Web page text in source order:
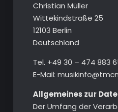
Christian Müller
Wittekindstraße 25
12103 Berlin
Deutschland
Tel. +49 30 – 474 883
E-Mail:
Allgemeines zur
Der Umfang der